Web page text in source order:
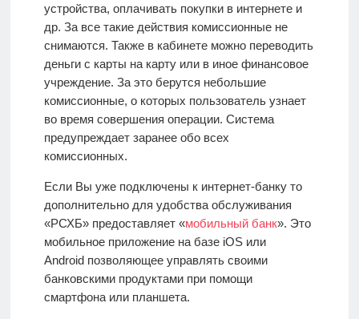
устройства, оплачивать покупки в интернете и
др. За все такие действия комиссионные не
снимаются. Также в кабинете можно переводить
деньги с карты на карту или в иное финансовое
учреждение. За это берутся небольшие
комиссионные, о которых пользователь узнает
во время совершения операции. Система
предупреждает заранее обо всех
комиссионных.
Если Вы уже подключены к интернет-банку то
дополнительно для удобства обслуживания
«РСХБ» предоставляет «мобильный банк». Это
мобильное приложение на базе iOS или
Android позволяющее управлять своими
банковскими продуктами при помощи
смартфона или планшета.